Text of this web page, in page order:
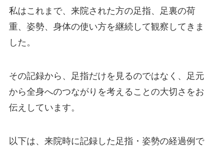
私はこれまで、来院された方の足指、足裏の荷
重、姿勢、身体の使い方を継続して観察してきま
した。
その記録から、足指だけを見るのではなく、足元
から全身へのつながりを考えることの大切さをお
伝えしています。
以下は、来院時に記録した足指・姿勢の経過例で